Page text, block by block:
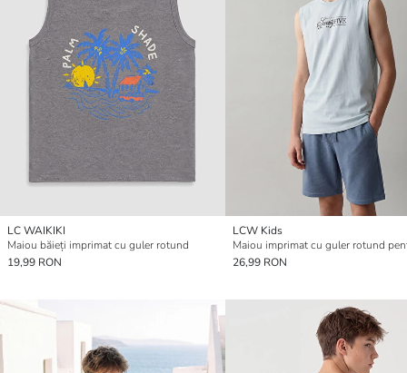
LC WAIKIKI
Maiou băieți imprimat cu guler rotund
19,99 RON
LCW Kids
26,99 RON